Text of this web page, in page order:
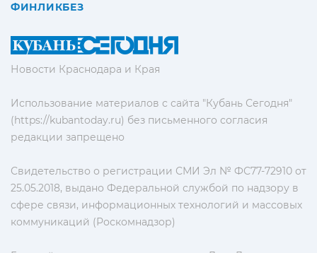
Новости Краснодара и Края
Использование материалов с сайта "Кубань Сегодня"
(https://kubantoday.ru) без письменного согласия
редакции запрещено
Свидетельство о регистрации СМИ Эл № ФС77-72910 от
25.05.2018, выдано Федеральной службой по надзору в
сфере связи, информационных технологий и массовых
коммуникаций (Роскомнадзор)
ФИНЛИКБЕЗ